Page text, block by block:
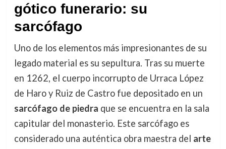
gótico funerario: su
sarcófago
Uno de los elementos más impresionantes de su
legado material es su sepultura. Tras su muerte
en 1262, el cuerpo incorrupto de Urraca López
de Haro y Ruiz de Castro fue depositado en un
sarcófago de piedra que se encuentra en la sala
capitular del monasterio. Este sarcófago es
considerado una auténtica obra maestra del arte